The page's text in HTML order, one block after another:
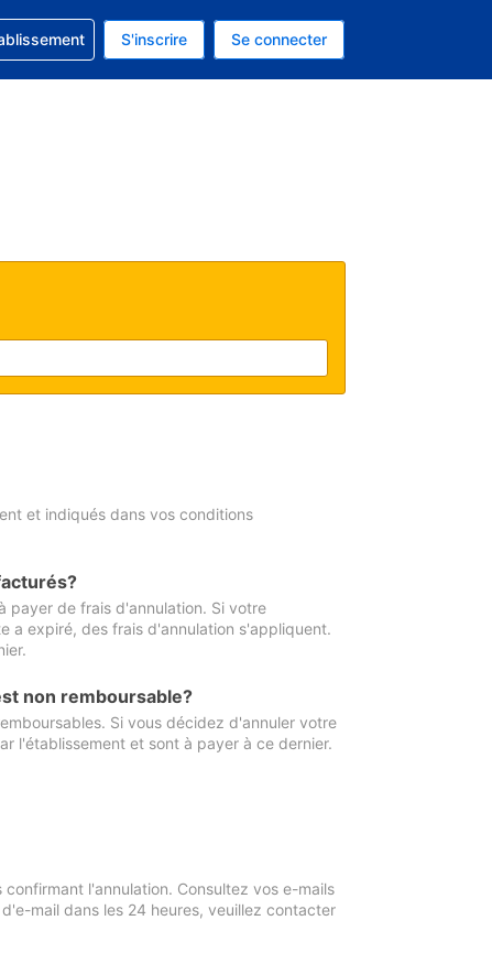
actuelle est celle-ci : EUR.
langue actuelle est celle-ci : Français.
concernant votre réservation
S'inscrire Se connecter
et indiqués dans vos conditions
payer de frais d'annulation. Si votre
a expiré, des frais d'annulation s'appliquent.
non remboursable?
Si vous décidez d'annuler votre
l'établissement et sont à payer à ce dernier.
l'annulation. Consultez vos e-mails
mail dans les 24 heures, veuillez contacter